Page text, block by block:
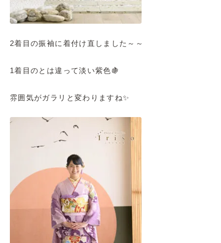
2着目の振袖に着付け直しました～～
1着目のとは違って淡い紫色🍇
雰囲気がガラリと変わりますね✨